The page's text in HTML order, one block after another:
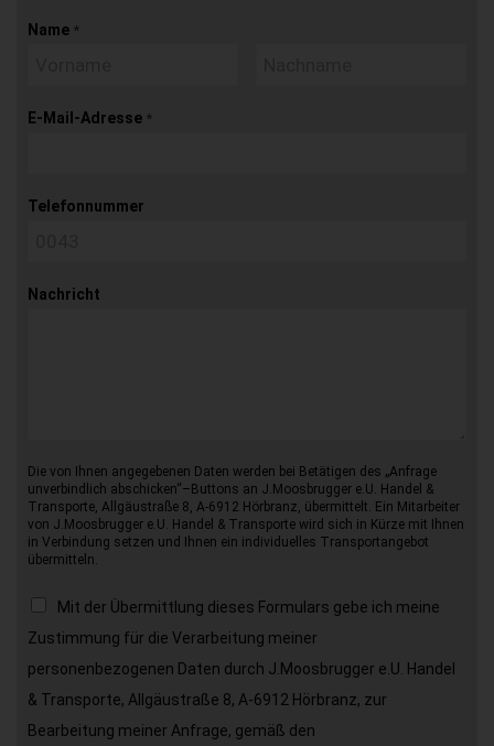
Name *
E-Mail-Adresse *
Telefonnummer
Nachricht
Die von Ihnen angegebenen Daten werden bei Betätigen des „Anfrage
unverbindlich abschicken“–Buttons an J.Moosbrugger e.U. Handel &
Transporte, Allgäustraße 8, A-6912 Hörbranz, übermittelt. Ein Mitarbeiter
von J.Moosbrugger e.U. Handel & Transporte wird sich in Kürze mit Ihnen
in Verbindung setzen und Ihnen ein individuelles Transportangebot
übermitteln.
Mit der Übermittlung dieses Formulars gebe ich meine
Zustimmung für die Verarbeitung meiner
personenbezogenen Daten durch J.Moosbrugger e.U. Handel
& Transporte, Allgäustraße 8, A-6912 Hörbranz, zur
Bearbeitung meiner Anfrage, gemäß den